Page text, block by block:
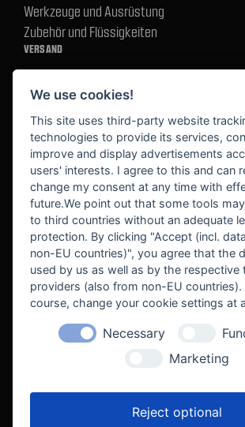
Werkzeuge und Ausrüstung
Zubehör und Flüssigkeiten
VERSAND
BEKANNT AUS
We use cookies!
This site uses third-party website
technologies to provide its services,
improve and display advertisements
users' interests. I agree to this and can
change my consent at any time with
future.We point out that some tools
to third countries without an adequate
protection. By clicking "Accept (incl.
non-EU countries)", you agree that the
used by us as well as by the
providers (also from non-EU countries).
course, change your cookie settings at
Necessary
Marketing
Reject optional